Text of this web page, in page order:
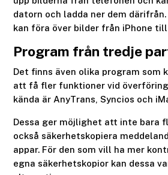
datorn och ladda ner dem
kan föra över bilder från iPhone
Program från tredje
Det finns även olika program som
att få fler funktioner vid
kända är AnyTrans, Syncios och
Dessa ger möjlighet att inte bara
också säkerhetskopiera
appar. För den som vill ha mer
egna säkerhetskopior kan dessa